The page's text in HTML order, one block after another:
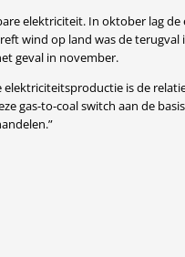
elektriciteit. In oktober lag
wind op land was de
geval in november.
is de
gas-to-coal switch aan de